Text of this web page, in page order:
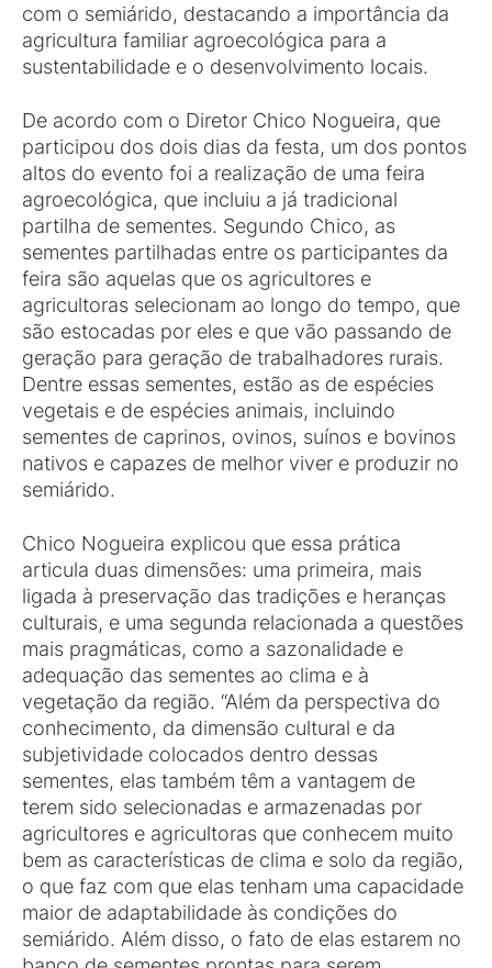
com o semiárido, destacando a importância da
agricultura familiar agroecológica para a
sustentabilidade e o desenvolvimento locais.
De acordo com o Diretor Chico Nogueira, que
participou dos dois dias da festa, um dos pontos
altos do evento foi a realização de uma feira
agroecológica, que incluiu a já tradicional
partilha de sementes. Segundo Chico, as
sementes partilhadas entre os participantes da
feira são aquelas que os agricultores e
agricultoras selecionam ao longo do tempo, que
são estocadas por eles e que vão passando de
geração para geração de trabalhadores rurais.
Dentre essas sementes, estão as de espécies
vegetais e de espécies animais, incluindo
sementes de caprinos, ovinos, suínos e bovinos
nativos e capazes de melhor viver e produzir no
semiárido.
Chico Nogueira explicou que essa prática
articula duas dimensões: uma primeira, mais
ligada à preservação das tradições e heranças
culturais, e uma segunda relacionada a questões
mais pragmáticas, como a sazonalidade e
adequação das sementes ao clima e à
vegetação da região. “Além da perspectiva do
conhecimento, da dimensão cultural e da
subjetividade colocados dentro dessas
sementes, elas também têm a vantagem de
terem sido selecionadas e armazenadas por
agricultores e agricultoras que conhecem muito
bem as características de clima e solo da região,
o que faz com que elas tenham uma capacidade
maior de adaptabilidade às condições do
semiárido. Além disso, o fato de elas estarem no